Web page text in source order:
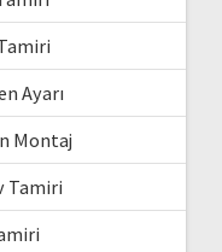
Ayarı
Montaj
Tamiri